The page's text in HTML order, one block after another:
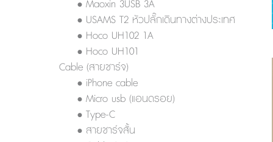
• Maoxin 3USB 3A
• USAMS T2 หัวปลั๊กเดินทางต่างประเทศ
• Hoco UH102 1A
• Hoco UH101
Cable (สายชาร์จ)
• iPhone cable
• Micro usb (แอนดรอย)
• Type-C
• สายชาร์จสั้น